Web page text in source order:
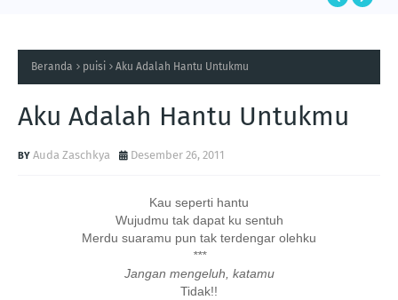
Beranda puisi Aku Adalah Hantu Untukmu
Aku Adalah Hantu Untukmu
Auda Zaschkya Desember 26, 2011
Kau seperti hantu
Wujudmu tak dapat ku sentuh
Merdu suaramu pun tak terdengar olehku
***
Jangan mengeluh, katamu
Tidak!!